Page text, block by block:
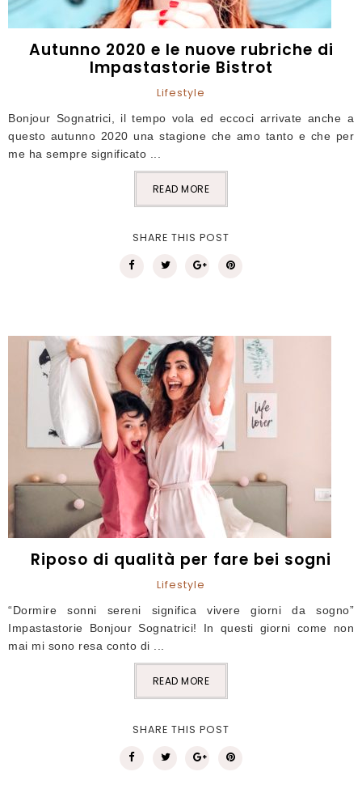
Autunno 2020 e le nuove rubriche di
Impastastorie Bistrot
Lifestyle
Bonjour Sognatrici, il tempo vola ed eccoci arrivate anche a
questo autunno 2020 una stagione che amo tanto e che per
me ha sempre significato ...
READ MORE
SHARE THIS POST
Riposo di qualità per fare bei sogni
Lifestyle
“Dormire sonni sereni significa vivere giorni da sogno”
Impastastorie Bonjour Sognatrici! In questi giorni come non
mai mi sono resa conto di ...
READ MORE
SHARE THIS POST